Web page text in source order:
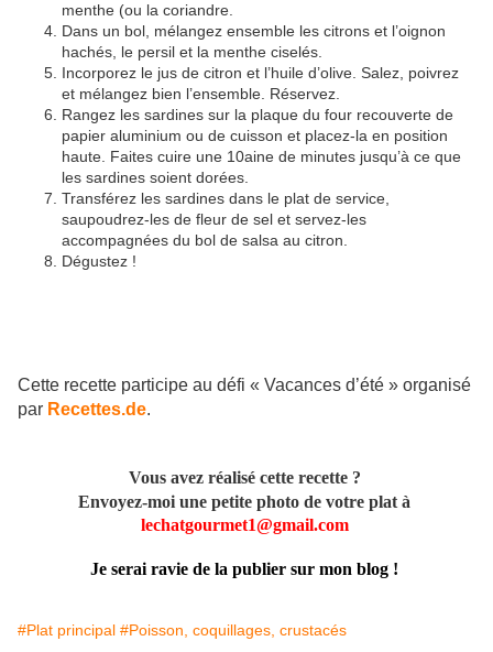
menthe (ou la coriandre.
Dans un bol, mélangez ensemble les citrons et l’oignon
hachés, le persil et la menthe ciselés.
Incorporez le jus de citron et l’huile d’olive. Salez, poivrez
et mélangez bien l’ensemble. Réservez.
Rangez les sardines sur la plaque du four recouverte de
papier aluminium ou de cuisson et placez-la en position
haute. Faites cuire une 10aine de minutes jusqu’à ce que
les sardines soient dorées.
Transférez les sardines dans le plat de service,
saupoudrez-les de fleur de sel et servez-les
accompagnées du bol de salsa au citron.
Dégustez !
Cette recette participe au défi « Vacances d’été » organisé
par Recettes.de.
Vous avez réalisé cette recette ?
Envoyez-moi une petite photo de votre plat à
lechatgourmet1@gmail.com
Je serai ravie de la publier sur mon blog !
#Plat principal #Poisson, coquillages, crustacés